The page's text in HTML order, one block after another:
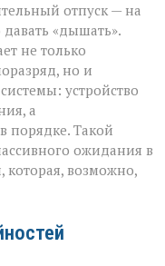
отпуск — на
«дышать».
не только
но и
устройство
а
порядке. Такой
ожидания в
возможно,